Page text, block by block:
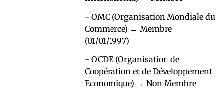
- OMC (Organisation Mondiale du
Commerce) → Membre
(01/01/1997)
- OCDE (Organisation de
Coopération et de Développement
Economique) → Non Membre